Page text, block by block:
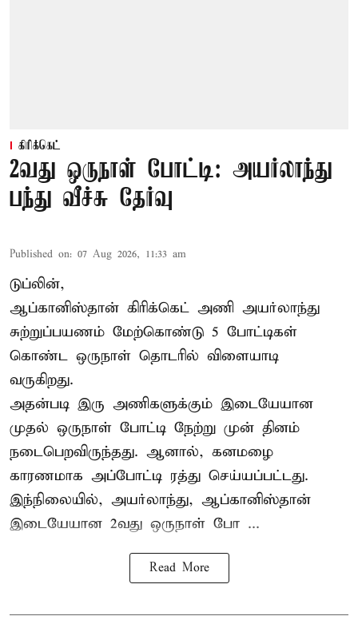
கிரிக்கெட்
2வது ஒருநாள் போட்டி: அயர்லாந்து
பந்து வீச்சு தேர்வு
Published on: 07 Aug 2026, 11:33 am
டுப்லின்,
ஆப்கானிஸ்தான் கிரிக்கெட் அணி அயர்லாந்து
சுற்றுப்பயணம் மேற்கொண்டு 5 போட்டிகள்
கொண்ட ஒருநாள் தொடரில் விளையாடி
வருகிறது.
அதன்படி இரு அணிகளுக்கும் இடையேயான
முதல் ஒருநாள் போட்டி நேற்று முன் தினம்
நடைபெறவிருந்தது. ஆனால், கனமழை
காரணமாக அப்போட்டி ரத்து செய்யப்பட்டது.
இந்நிலையில், அயர்லாந்து, ஆப்கானிஸ்தான்
இடையேயான 2வது ஒருநாள் போ ...
Read More